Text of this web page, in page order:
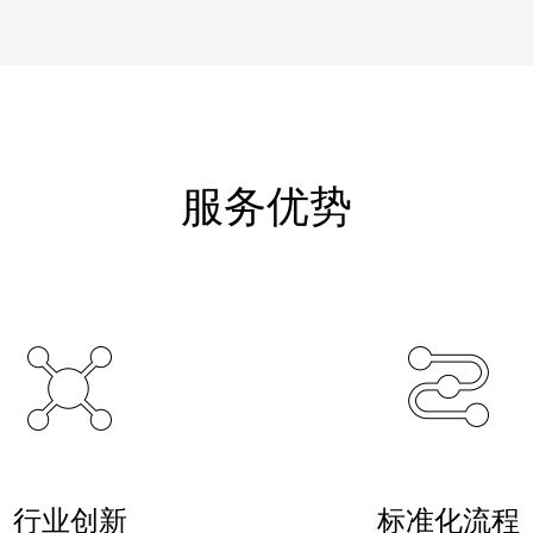
服务优势
行业创新 标准化流程